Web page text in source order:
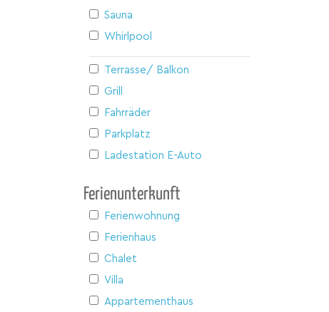
Sauna
Whirlpool
Terrasse/ Balkon
Grill
Fahrräder
Parkplatz
Ladestation E-Auto
Ferienunterkunft
Ferienwohnung
Ferienhaus
Chalet
Villa
Appartementhaus